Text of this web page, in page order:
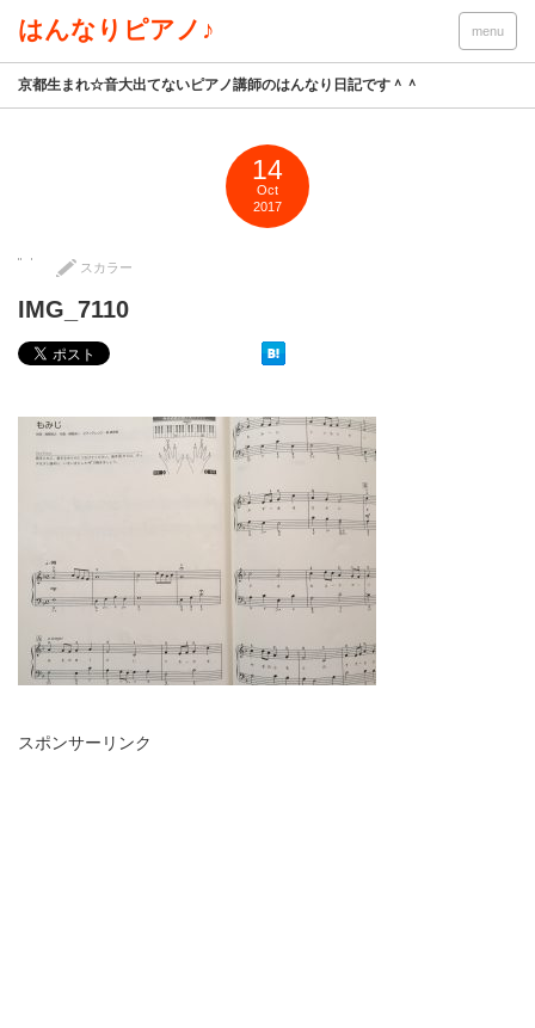
はんなりピアノ♪ menu
京都生まれ☆音大出てないピアノ講師のはんなり日記です＾＾
14
Oct
2017
スカラー
IMG_7110
スポンサーリンク